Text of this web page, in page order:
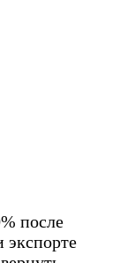
после
экспорте